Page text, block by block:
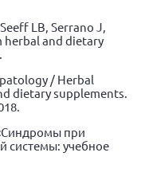
LB, Serrano J,
and dietary
/ Herbal
dietary supplements.
при
системы: учебное